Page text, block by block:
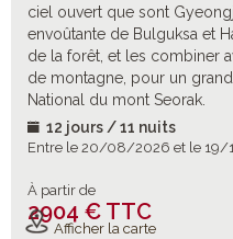
ciel ouvert que sont
envoûtante de Bulguksa et
de la forêt, et les combiner
de montagne, pour un
National du mont Seorak.
12 jours / 11 nuits
Entre le 20/08/2026 et le 19/
À partir de
2904 € TTC
Afficher la carte